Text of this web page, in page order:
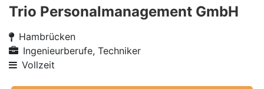
Trio Personalmanagement GmbH
Hambrücken
Ingenieurberufe, Techniker
Vollzeit